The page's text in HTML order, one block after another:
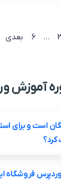
…
6 بعدی
آموزش
است و برای
کرد؟
فروشگاه